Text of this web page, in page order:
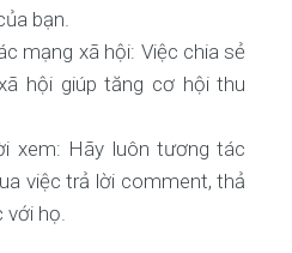
bạn.
mạng xã hội: Việc chia sẻ
hội giúp tăng cơ hội thu
xem: Hãy luôn tương tác
việc trả lời comment, thả
với họ.